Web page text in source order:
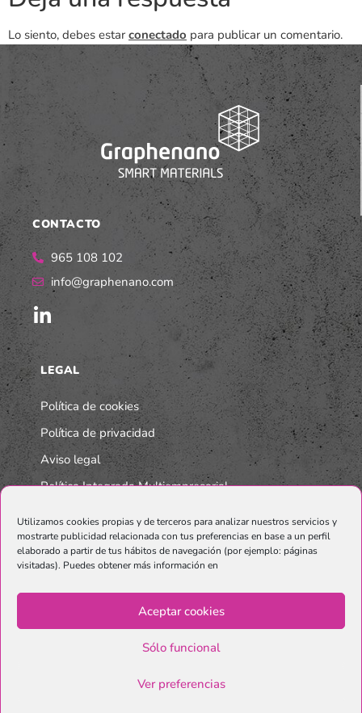
Utilizamos cookies propias y de terceros para analizar nuestros servicios y
mostrarte publicidad relacionada con tus preferencias en base a un perfil
elaborado a partir de tus hábitos de navegación (por ejemplo: páginas
visitadas). Puedes obtener más información en
Aceptar cookies
Sólo funcional
Ver preferencias
Lo siento, debes estar conectado para publicar un comentario.
CONTACTO
965 108 102
info@graphenano.com
LEGAL
Política de cookies
Política de privacidad
Aviso legal
Política Integrada Multiempresarial
Graphenano.